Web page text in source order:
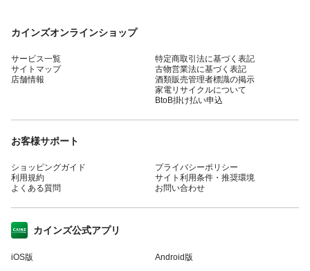
カインズオンラインショップ
サービス一覧
サイトマップ
店舗情報
特定商取引法に基づく表記
古物営業法に基づく表記
酒類販売管理者標識の掲示
家電リサイクルについて
BtoB掛け払い申込
お客様サポート
ショッピングガイド
利用規約
よくある質問
プライバシーポリシー
サイト利用条件・推奨環境
お問い合わせ
カインズ公式アプリ
iOS版 Android版